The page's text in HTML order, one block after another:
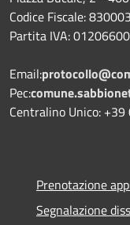
Codice Fiscale:
Partita IVA:
Email:
Pec:
Centralino Unico:
Prenotazione
Segnalazione